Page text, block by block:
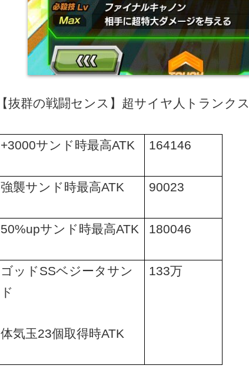
【抜群の戦闘センス】超サイヤ人トランクス
+3000サンド時最高ATK 164146
強襲サンド時最高ATK 90023
50%upサンド時最高ATK 180046
ゴッドSSベジータサン
ド
133万
体気玉23個取得時ATK